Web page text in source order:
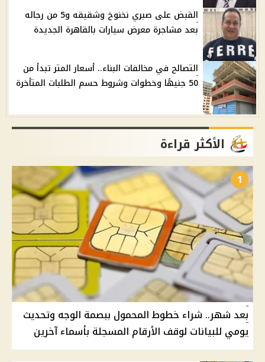
القبض على صبري نخنوخ وشقيقه و5 من رجاله
بعد مشاجرة معرض سيارات بالقاهرة الجديدة
التصالح في مخالفات البناء.. أسعار المتر تبدأ من
50 جنيهًا وخطوات وشروط حسم الطلبات المتأخرة
الأكثر قراءة
1
بعد شهر.. شراء خطوط المحمول ببصمة الوجه وتحديث
يومي للبيانات لوقف الأرقام المسجلة بأسماء آخرين